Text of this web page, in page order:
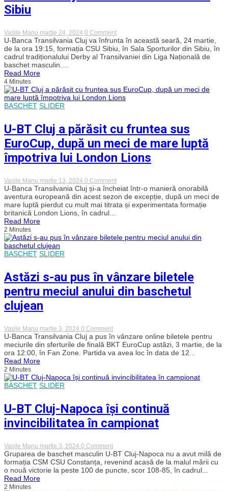
Sibiu
Vasile Manu martie 24, 2024 0 Commenton
Derby-
ul
Transilvaniei
la
joacă
în
această
Sibiu
U-Banca Transilvania Cluj va înfrunta în această seară, 24 martie,
de la ora 19:15, formația CSU Sibiu, în Sala Sporturilor din Sibiu, în
cadrul tradiționalului Derby al Transilvaniei din Liga Națională de
baschet masculin....
Read More
4 Minutes
BASCHET SLIDER
U-BT Cluj a părăsit cu fruntea sus
EuroCup, după un meci de mare luptă
împotriva lui London Lions
Vasile Manu martie 13, 2024 0 Commenton
U-
BT
Cluj
a
sus
de
mare
luptă
împotriva
U-Banca Transilvania Cluj și-a încheiat într-o manieră onorabilă
aventura europeană din acest sezon de excepție, după un meci de
mare luptă pierdut cu mult mai titrata și experimentata formație
britanică London Lions, în cadrul...
Read More
2 Minutes
BASCHET SLIDER
Astăzi s-au pus în vânzare biletele
pentru meciul anului din baschetul
clujean
Vasile Manu martie 3, 2024 0 Commenton
Astăzi
s-
au
pus
biletele
din
baschetul
clujean
U-Banca Transilvania Cluj a pus în vânzare online biletele pentru
meciurile din sferturile de finală BKT EuroCup astăzi, 3 martie, de la
ora 12:00, în Fan Zone. Partida va avea loc în data de 12...
Read More
2 Minutes
BASCHET SLIDER
U-BT Cluj-Napoca își continuă
invincibilitatea în campionat
Vasile Manu martie 3, 2024 0 Commenton
U-
BT
Cluj-
Napoca
Gruparea de baschet masculin U-BT Cluj-Napoca nu a avut milă de
formația CSM CSU Constanța, revenind acasă de la malul mării cu
o nouă victorie la peste 100 de puncte, scor 108-85, în cadrul...
Read More
2 Minutes